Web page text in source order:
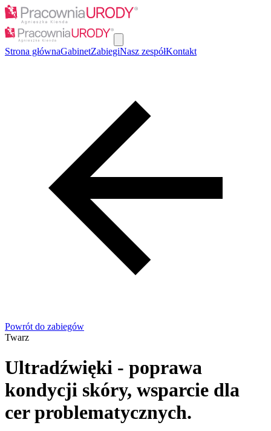
Strona głównaGabinetZabiegiNasz zespółKontakt
Powrót do zabiegów
Twarz
Ultradźwięki - poprawa
kondycji skóry, wsparcie dla
cer problematycznych.